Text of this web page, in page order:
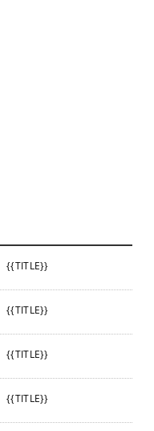
{{TITLE}}
{{TITLE}}
{{TITLE}}
{{TITLE}}